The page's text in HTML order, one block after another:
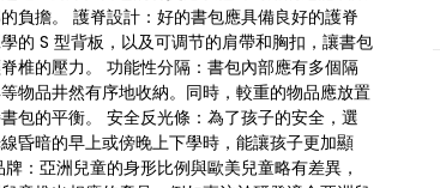
應具備良好的護脊
的 S 型背板，以及可调节的肩帶和胸扣，讓書包
：書包內部應有多個隔
物品井然有序地收納。同時，較重的物品應放置
：為了孩子的安全，選
昏暗的早上或傍晚上下學時，能讓孩子更加顯